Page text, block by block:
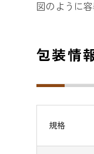
図のように
包装情
規格